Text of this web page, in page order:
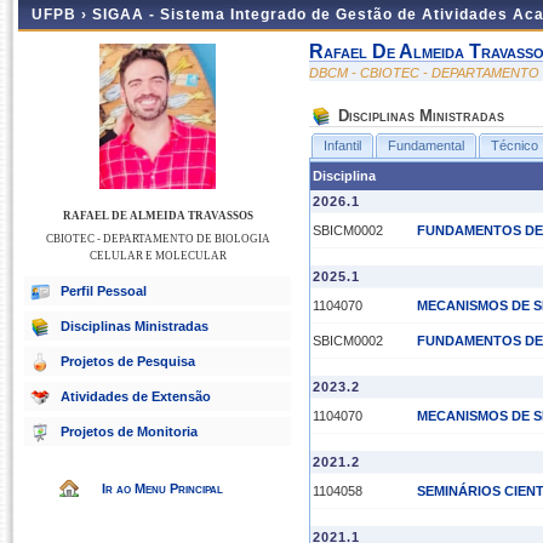
UFPB › SIGAA - Sistema Integrado de Gestão de Atividades
RAFAEL DE ALMEIDA TRAVASSOS
CBIOTEC - DEPARTAMENTO DE BIOLOGIA
CELULAR E MOLECULAR
Perfil Pessoal
Disciplinas Ministradas
Projetos de Pesquisa
Atividades de Extensão
Projetos de Monitoria
Ir ao Menu Principal
Rafael De Almeida
DBCM - CBIOTEC -
Disciplinas Ministradas
Infantil Fundamental Técnico
Disciplina
2026.1
SBICM0002
FUNDAMENTOS
2025.1
1104070
MECANISMOS DE
SBICM0002 FUNDAMENTOS
2023.2
1104070
MECANISMOS DE
2021.2
1104058
SEMINÁRIOS
2021.1